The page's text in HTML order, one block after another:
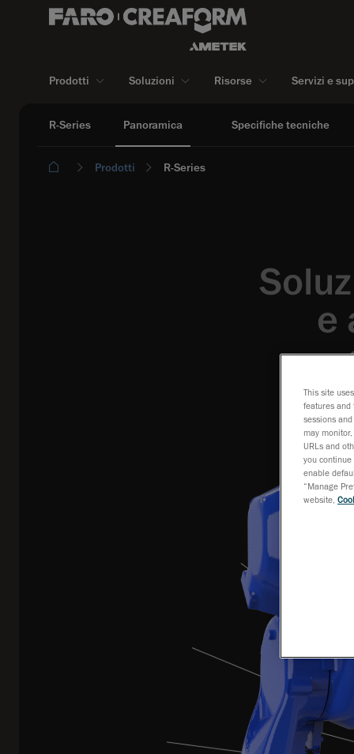
Prodotti Soluzioni Risorse Servizi e
R-Series Panoramica Specifiche tecniche
Prodotti R-Series
e
This site
features and
sessions
may
URLs and
you continue
enable
“Manage
website,